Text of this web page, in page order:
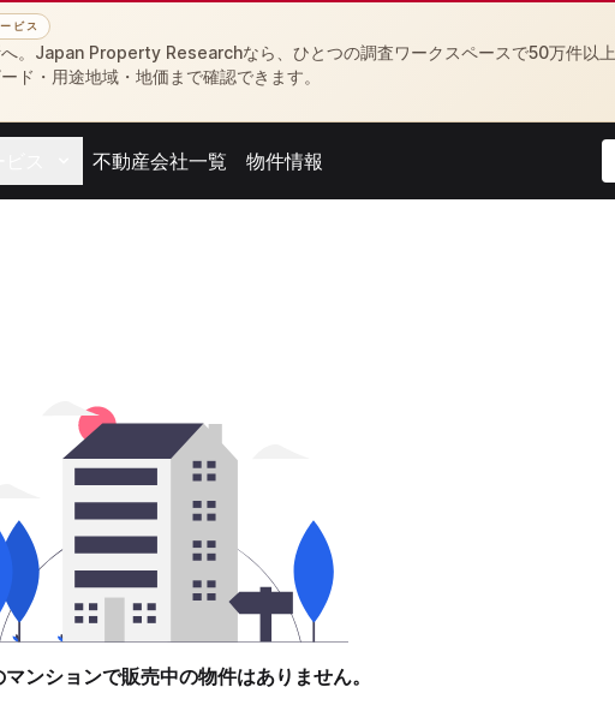
ビス
。Japan Property Researchなら、ひとつの調査ワークスペースで50万件以上
ド・用途地域・地価まで確認できます。
menuOpen agent menu
不動産会社一覧
Open feed menu
物件情報
ンションで販売中の物件はありません。